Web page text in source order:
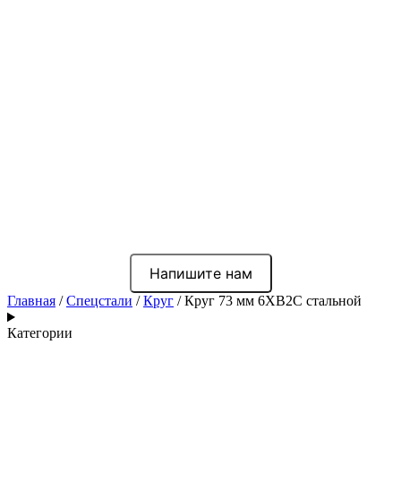
Напишите нам
Главная /Спецстали /Круг / Круг 73 мм 6ХВ2С стальной
Категории